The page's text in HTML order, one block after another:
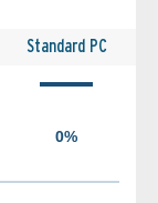
Standard PC